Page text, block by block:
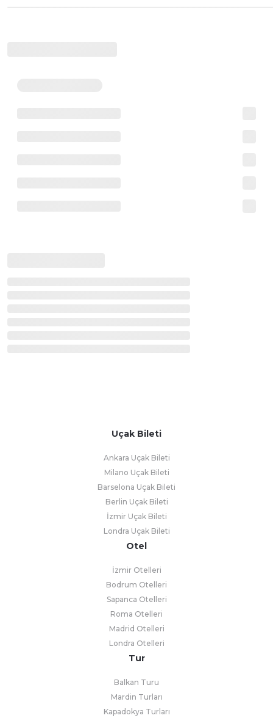
Uçak Bileti
Ankara Uçak Bileti
Milano Uçak Bileti
Barselona Uçak Bileti
Berlin Uçak Bileti
İzmir Uçak Bileti
Londra Uçak Bileti
Otel
İzmir Otelleri
Bodrum Otelleri
Sapanca Otelleri
Roma Otelleri
Madrid Otelleri
Londra Otelleri
Tur
Balkan Turu
Mardin Turları
Kapadokya Turları